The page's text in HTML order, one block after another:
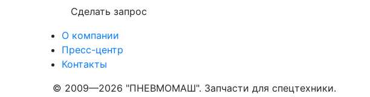
Cделать запрос
О компании
Пресс-центр
Контакты
© 2009—2026 "ПНЕВМОМАШ". Запчасти для спецтехники.